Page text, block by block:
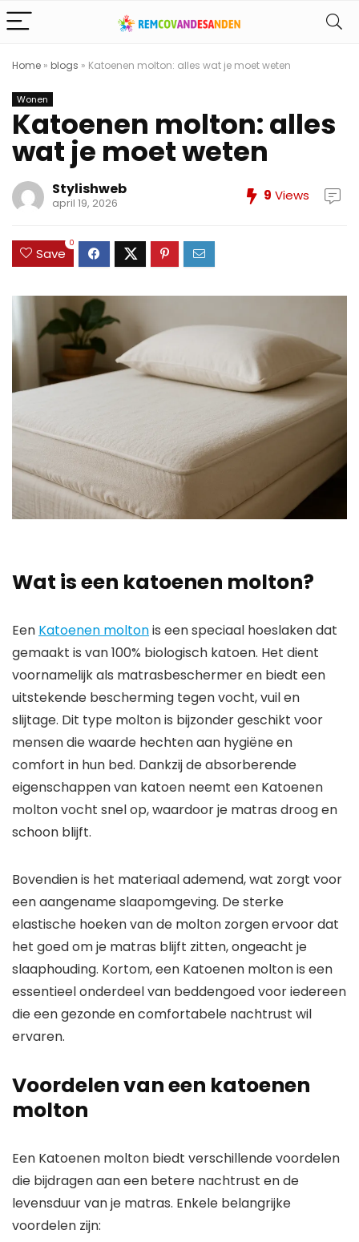
Home » blogs » Katoenen molton: alles wat je moet weten
Wonen
Katoenen molton: alles
wat je moet weten
Stylishweb
april 19, 2026 9 Views
Save
0
Wat is een katoenen molton?
Een Katoenen moltonis een speciaal hoeslaken dat
gemaakt is van 100% biologisch katoen. Het dient
voornamelijk als matrasbeschermer en biedt een
uitstekende bescherming tegen vocht, vuil en
slijtage. Dit type molton is bijzonder geschikt voor
mensen die waarde hechten aan hygiëne en
comfort in hun bed. Dankzij de absorberende
eigenschappen van katoen neemt een Katoenen
molton vocht snel op, waardoor je matras droog en
schoon blijft.
Bovendien is het materiaal ademend, wat zorgt voor
een aangename slaapomgeving. De sterke
elastische hoeken van de molton zorgen ervoor dat
het goed om je matras blijft zitten, ongeacht je
slaaphouding. Kortom, een Katoenen molton is een
essentieel onderdeel van beddengoed voor iedereen
die een gezonde en comfortabele nachtrust wil
ervaren.
Voordelen van een katoenen
molton
Een Katoenen molton biedt verschillende voordelen
die bijdragen aan een betere nachtrust en de
levensduur van je matras. Enkele belangrijke
voordelen zijn: